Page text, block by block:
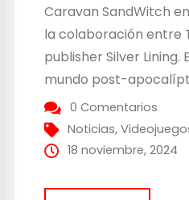
Caravan SandWitch
la colaboración entre
publisher Silver Lining.
mundo post-
esperanza será la
bordo de una preciosa
combates y sin prisas,
0 Comentarios
Noticias,
18 noviembre, 2024